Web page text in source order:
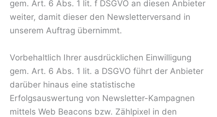
gem. Art. 6 Abs. 1 lit. f DSGVO an diesen Anbieter
weiter, damit dieser den Newsletterversand in
unserem Auftrag übernimmt.
Vorbehaltlich Ihrer ausdrücklichen Einwilligung
gem. Art. 6 Abs. 1 lit. a DSGVO führt der Anbieter
darüber hinaus eine statistische
Erfolgsauswertung von Newsletter-Kampagnen
mittels Web Beacons bzw. Zählpixel in den